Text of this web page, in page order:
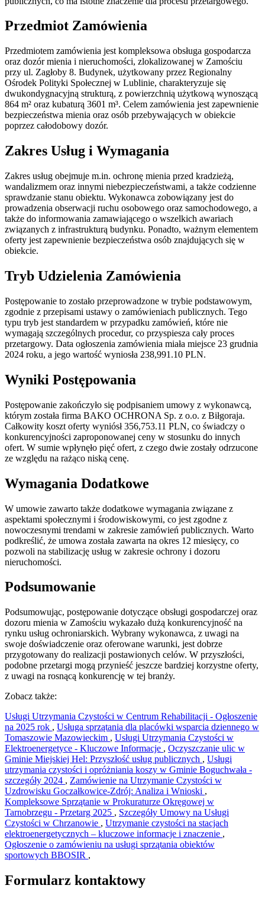
Przedmiot Zamówienia
Przedmiotem zamówienia jest kompleksowa obsługa gospodarcza
oraz dozór mienia i nieruchomości, zlokalizowanej w Zamościu
przy ul. Zagłoby 8. Budynek, użytkowany przez Regionalny
Ośrodek Polityki Społecznej w Lublinie, charakteryzuje się
dwukondygnacyjną strukturą, z powierzchnią użytkową wynoszącą
864 m² oraz kubaturą 3601 m³. Celem zamówienia jest zapewnienie
bezpieczeństwa mienia oraz osób przebywających w obiekcie
poprzez całodobowy dozór.
Zakres Usług i Wymagania
Zakres usług obejmuje m.in. ochronę mienia przed kradzieżą,
wandalizmem oraz innymi niebezpieczeństwami, a także codzienne
sprawdzanie stanu obiektu. Wykonawca zobowiązany jest do
prowadzenia obserwacji ruchu osobowego oraz samochodowego, a
także do informowania zamawiającego o wszelkich awariach
związanych z infrastrukturą budynku. Ponadto, ważnym elementem
oferty jest zapewnienie bezpieczeństwa osób znajdujących się w
obiekcie.
Tryb Udzielenia Zamówienia
Postępowanie to zostało przeprowadzone w trybie podstawowym,
zgodnie z przepisami ustawy o zamówieniach publicznych. Tego
typu tryb jest standardem w przypadku zamówień, które nie
wymagają szczególnych procedur, co przyspiesza cały proces
przetargowy. Data ogłoszenia zamówienia miała miejsce 23 grudnia
2024 roku, a jego wartość wyniosła 238,991.10 PLN.
Wyniki Postępowania
Postępowanie zakończyło się podpisaniem umowy z wykonawcą,
którym została firma BAKO OCHRONA Sp. z o.o. z Biłgoraja.
Całkowity koszt oferty wyniósł 356,753.11 PLN, co świadczy o
konkurencyjności zaproponowanej ceny w stosunku do innych
ofert. W sumie wpłynęło pięć ofert, z czego dwie zostały odrzucone
ze względu na rażąco niską cenę.
Wymagania Dodatkowe
W umowie zawarto także dodatkowe wymagania związane z
aspektami społecznymi i środowiskowymi, co jest zgodne z
nowoczesnymi trendami w zakresie zamówień publicznych. Warto
podkreślić, że umowa została zawarta na okres 12 miesięcy, co
pozwoli na stabilizację usług w zakresie ochrony i dozoru
nieruchomości.
Podsumowanie
Podsumowując, postępowanie dotyczące obsługi gospodarczej oraz
dozoru mienia w Zamościu wykazało dużą konkurencyjność na
rynku usług ochroniarskich. Wybrany wykonawca, z uwagi na
swoje doświadczenie oraz oferowane warunki, jest dobrze
przygotowany do realizacji postawionych celów. W przyszłości,
podobne przetargi mogą przynieść jeszcze bardziej korzystne oferty,
z uwagi na rosnącą konkurencję w tej branży.
Zobacz także:
Usługi Utrzymania Czystości w Centrum Rehabilitacji - Ogłoszenie
na 2025 rok , Usługa sprzątania dla placówki wsparcia dziennego w
Tomaszowie Mazowieckim , Usługi Utrzymania Czystości w
Elektroenergetyce - Kluczowe Informacje , Oczyszczanie ulic w
Gminie Miejskiej Hel: Przyszłość usług publicznych , Usługi
utrzymania czystości i opróżniania koszy w Gminie Boguchwała -
szczegóły 2024 , Zamówienie na Utrzymanie Czystości w
Uzdrowisku Goczałkowice-Zdrój: Analiza i Wnioski ,
Kompleksowe Sprzątanie w Prokuraturze Okręgowej w
Tarnobrzegu - Przetarg 2025 , Szczegóły Umowy na Usługi
Czystości w Chrzanowie , Utrzymanie czystości na stacjach
elektroenergetycznych – kluczowe informacje i znaczenie ,
Ogłoszenie o zamówieniu na usługi sprzątania obiektów
sportowych BBOSIR ,
Formularz kontaktowy